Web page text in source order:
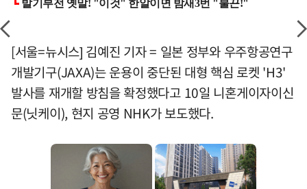
[서울=뉴시스] 김예진 기자 = 일본 정부와 우주항공연구
개발기구(JAXA)는 운용이 중단된 대형 핵심 로켓 'H3'
발사를 재개할 방침을 확정했다고 10일 니혼게이자이신
문(닛케이), 현지 공영 NHK가 보도했다.